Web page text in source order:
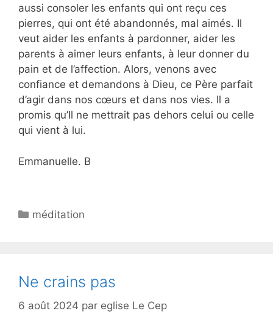
aussi consoler les enfants qui ont reçu ces
pierres, qui ont été abandonnés, mal aimés. Il
veut aider les enfants à pardonner, aider les
parents à aimer leurs enfants, à leur donner du
pain et de l’affection. Alors, venons avec
confiance et demandons à Dieu, ce Père parfait
d’agir dans nos cœurs et dans nos vies. Il a
promis qu’Il ne mettrait pas dehors celui ou celle
qui vient à lui.
Emmanuelle. B
méditation
Ne crains pas
6 août 2024 par eglise Le Cep